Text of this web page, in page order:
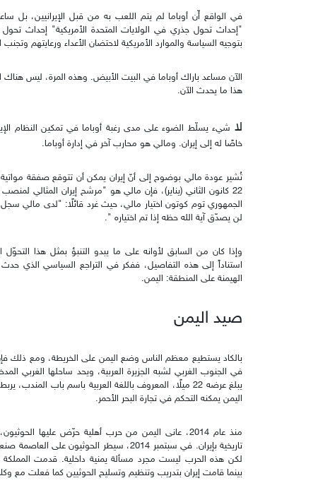
في الواقع أّن أوباما لم يتم اللعب به من قبل الإيرانيين، بل
"إحداث تحول جذري في الولايات المتحدة الأمريكية" إحداث
بتوجيه السياسة والموارد الأمريكية لاحتضان الأعداء ورعايتهم
الآن مساعد باراك أوباما في البيت الأبيض. وهذه المرة، ليس
هذا ما يحدث الآن.
لا شيء يسلّط الضوء على مدى رغبة أوباما في تمكين النظام
خاصًا له إلى إيران. ومالي هو محارب آخر في إدارة أوباما.
تُشير عودة مالي بوضوح إلى أنّ إيران يمكن أن تتوقع صفقة
22 كانون الثاني (يناير)، فإن مالي هو "مرشح إيران المثالي
الجمهوري توم كوتون اختيار مالي، حيث غرد قائلًا: "لدى مالي سجل
لن يصدّق آية الله حظه إذا تم اختياره ".
وإذا كان من السابق لأوانه على ما يبدو التنبؤ بمثل هذا
استناداً إلى هذه التفاصيل، ففكر في التراجع السياسي الذي
الهيمنة على المنطقة: اليمن.
صيد اليمن
بالكاد يستطيع معظم الناس وضع اليمن على الخريطة، ومع ذلك
في الجنوب الغربي لشبه الجزيرة العربية، ويحد ساحلها الغربي
يبلغ عرضه 22 ميلًا، المعروف باللغة العربية باسم باب
اليمن يمكنه التحكم في تجارة البحر الأحمر.
منذ عام 2014، عانى اليمن من حرب أهلية حرّض عليها
تاريخية بإيران. في سبتمبر 2014، سيطر
لكن هذه الحرب ليست مجرد مسألة يمنية داخلية. قدمت المملكة
بينما قامت إيران بتدريب وتنظيم وتسليح الحوثيين كما فعلت مع